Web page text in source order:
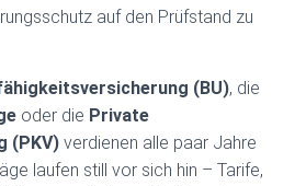
auf den Prüfstand zu
(BU), die
oder die Private
(PKV) verdienen alle paar Jahre
laufen still vor sich hin – Tarife,